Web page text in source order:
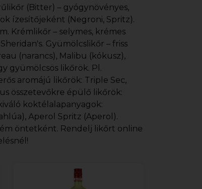
(Bitter) – gyógynövényes,
ízesítőjeként (Negroni, Spritz).
Krémlikőr – selymes, krémes
Gyümölcslikőr – friss
(narancs), Malibu (kókusz),
gyümölcsös likőrök. Pl.
aromájú likőrök: Triple Sec,
összetevőkre épülő likőrök:
koktélalapanyagok:
Aperol Spritz (Aperol).
öntetként. Rendelj likőrt online